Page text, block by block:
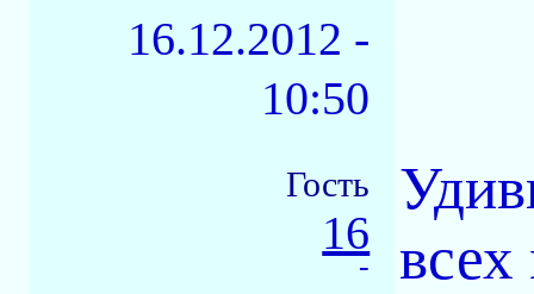
16.12.2012 -
10:50
Гость
16
-